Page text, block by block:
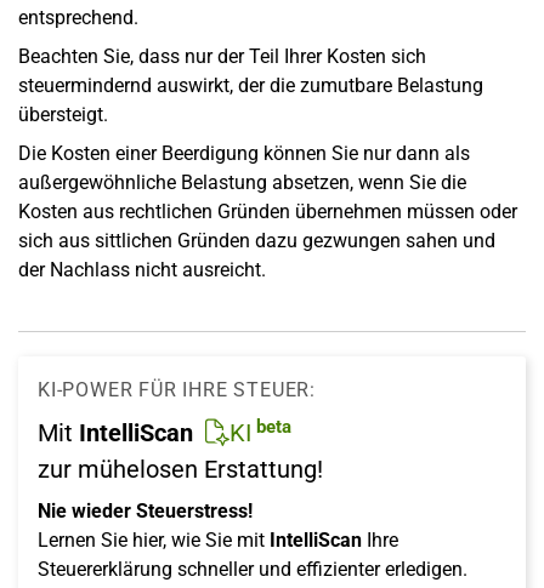
entsprechend.
Beachten Sie, dass nur der Teil Ihrer Kosten sich
steuermindernd auswirkt, der die zumutbare Belastung
übersteigt.
Die Kosten einer Beerdigung können Sie nur dann als
außergewöhnliche Belastung absetzen, wenn Sie die
Kosten aus rechtlichen Gründen übernehmen müssen oder
sich aus sittlichen Gründen dazu gezwungen sahen und
der Nachlass nicht ausreicht.
KI-POWER FÜR IHRE STEUER:
Mit IntelliScan KI beta
zur mühelosen Erstattung!
Nie wieder Steuerstress!
Lernen Sie hier, wie Sie mit IntelliScan Ihre
Steuererklärung schneller und effizienter erledigen.